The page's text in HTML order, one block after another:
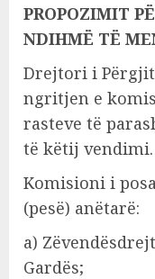
PROPOZIMIT
NDIHMË TË
Drejtori i
ngritjen e
rasteve të
të këtij vendimi.
Komisioni i
(pesë) anëtarë:
a)
Gardës;